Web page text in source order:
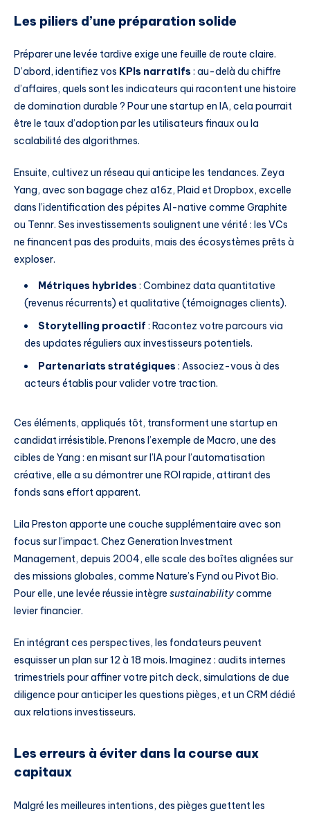
Les piliers d’une préparation solide
Préparer une levée tardive exige une feuille de route claire.
D’abord, identifiez vos KPIs narratifs : au-delà du chiffre
d’affaires, quels sont les indicateurs qui racontent une histoire
de domination durable ? Pour une startup en IA, cela pourrait
être le taux d’adoption par les utilisateurs finaux ou la
scalabilité des algorithmes.
Ensuite, cultivez un réseau qui anticipe les tendances. Zeya
Yang, avec son bagage chez a16z, Plaid et Dropbox, excelle
dans l’identification des pépites AI-native comme Graphite
ou Tennr. Ses investissements soulignent une vérité : les VCs
ne financent pas des produits, mais des écosystèmes prêts à
exploser.
Métriques hybrides : Combinez data quantitative
(revenus récurrents) et qualitative (témoignages clients).
Storytelling proactif : Racontez votre parcours via
des updates réguliers aux investisseurs potentiels.
Partenariats stratégiques : Associez-vous à des
acteurs établis pour valider votre traction.
Ces éléments, appliqués tôt, transforment une startup en
candidat irrésistible. Prenons l’exemple de Macro, une des
cibles de Yang : en misant sur l’IA pour l’automatisation
créative, elle a su démontrer une ROI rapide, attirant des
fonds sans effort apparent.
Lila Preston apporte une couche supplémentaire avec son
focus sur l’impact. Chez Generation Investment
Management, depuis 2004, elle scale des boîtes alignées sur
des missions globales, comme Nature’s Fynd ou Pivot Bio.
Pour elle, une levée réussie intègre sustainabilitycomme
levier financier.
En intégrant ces perspectives, les fondateurs peuvent
esquisser un plan sur 12 à 18 mois. Imaginez : audits internes
trimestriels pour affiner votre pitch deck, simulations de due
diligence pour anticiper les questions pièges, et un CRM dédié
aux relations investisseurs.
Les erreurs à éviter dans la course aux
capitaux
Malgré les meilleures intentions, des pièges guettent les